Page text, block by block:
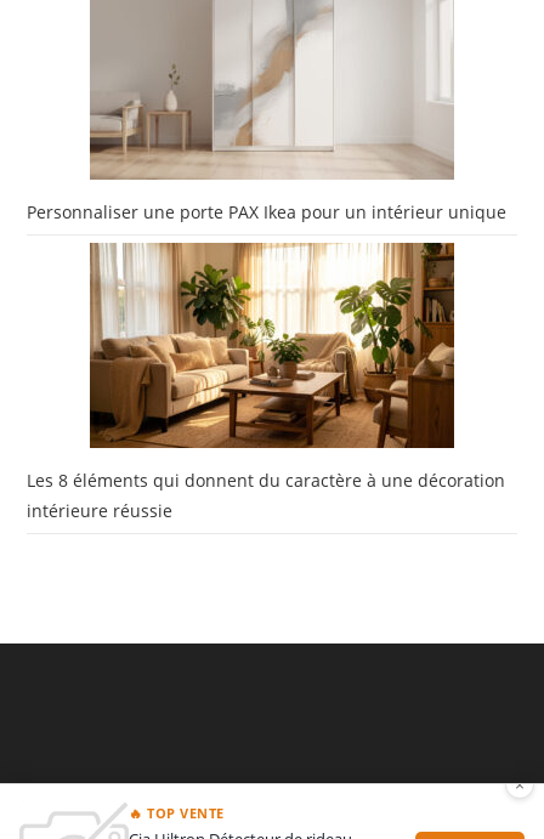
Personnaliser une porte PAX Ikea pour un intérieur unique
Les 8 éléments qui donnent du caractère à une décoration
intérieure réussie
×
🔥 TOP VENTE